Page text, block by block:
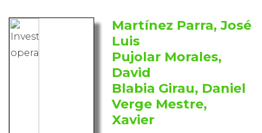
Martínez Parra, José
Luis
Pujolar Morales,
David
Blabia Girau, Daniel
Verge Mestre,
Xavier